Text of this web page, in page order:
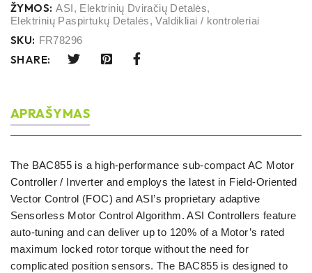
ŽYMOS: ASI, Elektrinių Dviračių Detalės,
Elektrinių Paspirtukų Detalės,Valdikliai / kontroleriai
SKU: FR78296
SHARE:
APRAŠYMAS
The BAC855 is a high-performance sub-compact AC Motor
Controller / Inverter and employs the latest in Field-Oriented
Vector Control (FOC) and ASI’s proprietary adaptive
Sensorless Motor Control Algorithm. ASI Controllers feature
auto-tuning and can deliver up to 120% of a Motor’s rated
maximum locked rotor torque without the need for
complicated position sensors. The BAC855 is designed to